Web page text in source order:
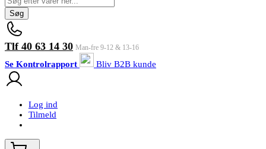
Søg
Tlf 40 63 14 30 Man-fre 9-12 & 13-16
Se Kontrolrapport Bliv B2B kunde
Log ind
Tilmeld